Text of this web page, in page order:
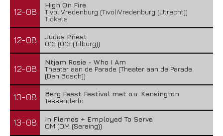
12-08
High On Fire
TivoliVredenburg (TivoliVredenburg (Utrecht))
Tickets
12-08
Judas Priest
013 (013 (Tilburg))
12-08
Ntjam Rosie - Who I Am
Theater aan de Parade (Theater aan de Parade
(Den Bosch))
13-08
Berg Feest Festival met o.a. Kensington
Tessenderlo
13-08
In Flames + Employed To Serve
OM (OM (Seraing))